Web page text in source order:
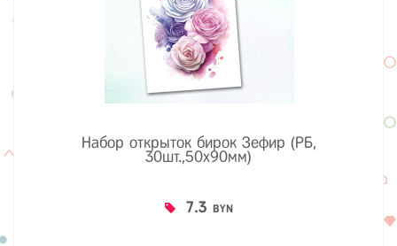
Набор открыток бирок Зефир (РБ,
30шт.,50х90мм)
7.3 BYN